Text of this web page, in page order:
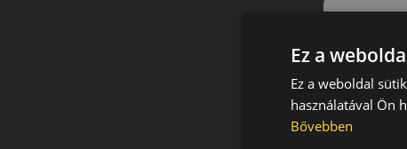
Ez a
Ez a weboldal
használatával Ön
Bővebben